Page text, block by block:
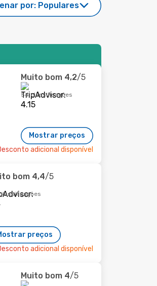
por: Populares
Muito bom 4,2/5
54 classificações
Mostrar preços
adicional disponível
bom 4,4/5
preços
adicional disponível
Muito bom 4/5